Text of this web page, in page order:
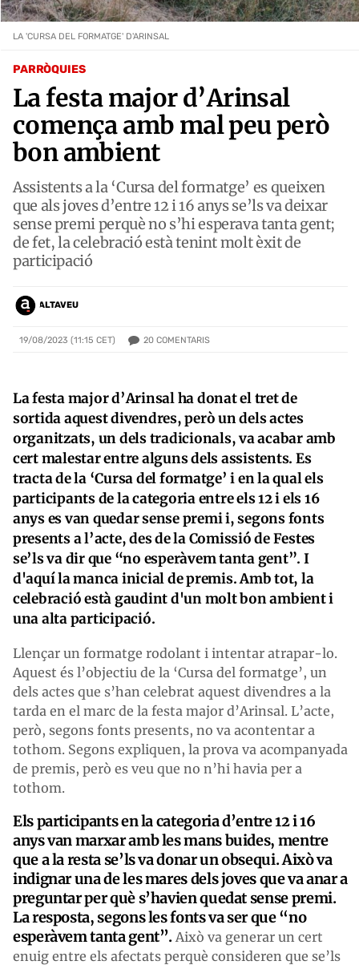
PARRÒQUIES
La festa major d’Arinsal
comença amb mal peu però
bon ambient
Assistents a la ‘Cursa del formatge’ es queixen
que als joves d’entre 12 i 16 anys se’ls va deixar
sense premi perquè no s’hi esperava tanta gent;
de fet, la celebració està tenint molt èxit de
participació
ALTAVEU
19/08/2023 (11:15 CET) 20 COMENTARIS
LA 'CURSA DEL FORMATGE' D'ARINSAL
La festa major d’Arinsal ha donat el tret de
sortida aquest divendres, però un dels actes
organitzats, un dels tradicionals, va acabar amb
cert malestar entre alguns dels assistents. Es
tracta de la ‘Cursa del formatge’ i en la qual els
participants de la categoria entre els 12 i els 16
anys es van quedar sense premi i, segons fonts
presents a l’acte, des de la Comissió de Festes
se’ls va dir que “no esperàvem tanta gent”. I
d'aquí la manca inicial de premis. Amb tot, la
celebració està gaudint d'un molt bon ambient i
una alta participació.
Llençar un formatge rodolant i intentar atrapar-lo.
Aquest és l’objectiu de la ‘Cursa del formatge’, un
dels actes que s’han celebrat aquest divendres a la
tarda en el marc de la festa major d’Arinsal. L’acte,
però, segons fonts presents, no va acontentar a
tothom. Segons expliquen, la prova va acompanyada
de premis, però es veu que no n’hi havia per a
tothom.
Els participants en la categoria d’entre 12 i 16
anys van marxar amb les mans buides, mentre
que a la resta se’ls va donar un obsequi. Això va
indignar una de les mares dels joves que va anar a
preguntar per què s’havien quedat sense premi.
La resposta, segons les fonts va ser que “no
esperàvem tanta gent”. Això va generar un cert
enuig entre els afectats perquè consideren que se’ls